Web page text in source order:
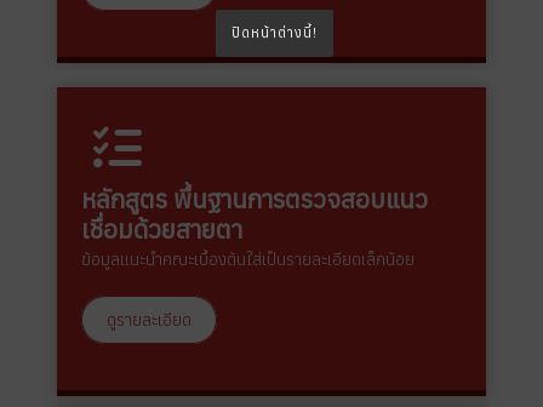
หลักสูตร พื้นฐานการตรวจสอบแนว
เชื่อมด้วยสายตา
ข้อมูลแนะนำคณะเบื้องต้นใส่เป็นรายละเอียดเล็กน้อย
ดูรายละเอียด
ปิดหน้าต่างนี้!